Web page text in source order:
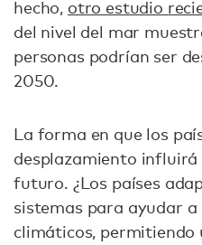
hecho, otro estudio
del nivel del mar
personas podrían ser
2050.
La forma en que los
desplazamiento influirá
futuro. ¿Los países
sistemas para ayudar
climáticos,